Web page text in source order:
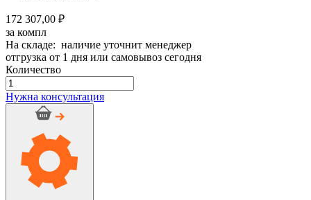
172 307,00 ₽
за компл
На складе: наличие уточнит менеджер
отгрузка от 1 дня или самовывоз сегодня
Количество
Количество
товара
Дымоход
стальной
CRAFT
нерж.,
120/220мм,
Нужна консультация